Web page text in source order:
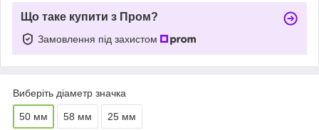
Що таке купити з Пром?
Замовлення під захистом
Виберіть діаметр значка
50 мм 58 мм 25 мм